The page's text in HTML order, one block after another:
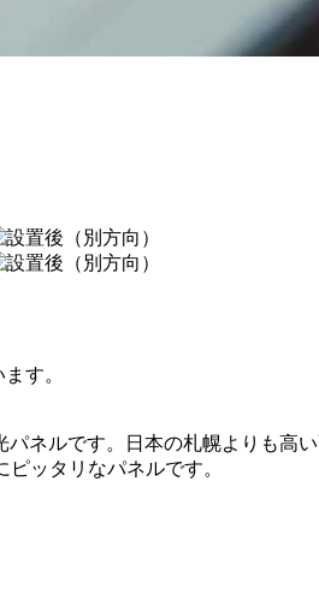
す。
パネルです。日本の札幌よりも高
ッタリなパネルです。